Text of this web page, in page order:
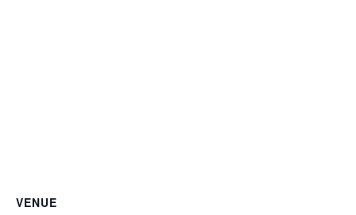
VENUE